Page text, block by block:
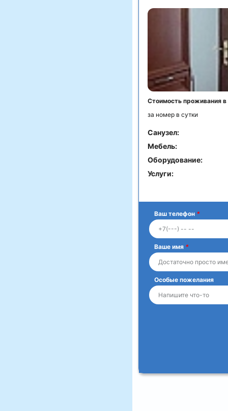
Стоимость проживания
за номер в сутки
Санузел:
Мебель:
Оборудование:
Услуги:
Ваш телефон *
Ваше имя *
Особые пожелания